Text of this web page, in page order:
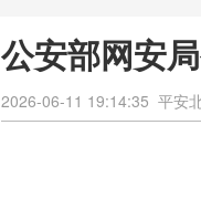
公安部网安
2026-06-11 19:14:35 平安